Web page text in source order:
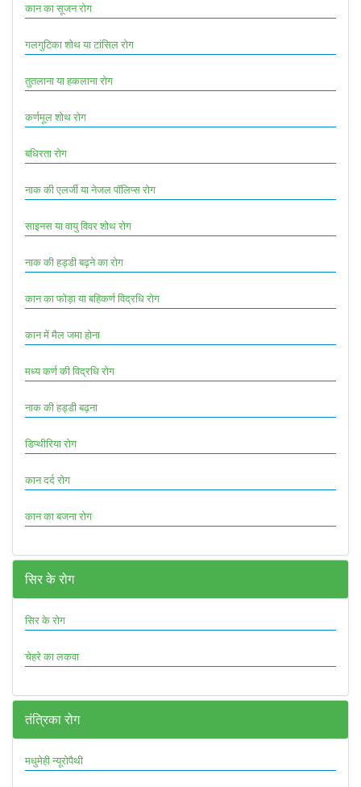
कान का सूजन रोग
गलगुटिका शोथ या टांसिल रोग
तुतलाना या हकलाना रोग
कर्णमूल शोथ रोग
बधिरता रोग
नाक की एलर्जी या नेजल पॉलिप्स रोग
साइनस या वायु विवर शोथ रोग
नाक की हड्डी बढ़ने का रोग
कान का फोड़ा या बहिकर्ण विद्रधि रोग
कान में मैल जमा होना
मध्य कर्ण की विद्रधि रोग
नाक की हड्डी बढ़ना
डिप्थीरिया रोग
कान दर्द रोग
कान का बजना रोग
सिर के रोग
सिर के रोग
चेहरे का लकवा
तंत्रिका रोग
मधुमेही न्यूरोपैथी